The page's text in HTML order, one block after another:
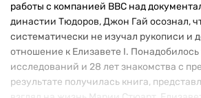
работы с компанией BBC над
династии Тюдоров, Джон Гай осознал,
систематически не изучал рукописи и
отношение к Елизавете I. Понадобилось
исследований и 28 лет знакомства с
результате получилась книга,